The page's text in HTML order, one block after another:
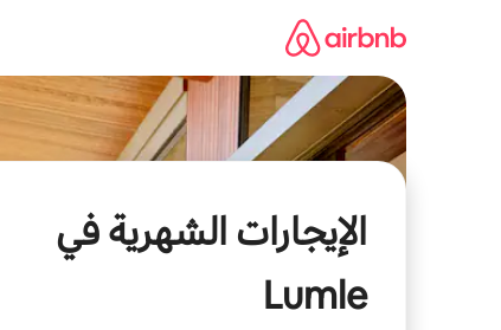
الإيجارات الشهرية في
Lumle